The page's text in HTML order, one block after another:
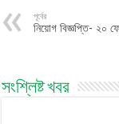
পূর্বের
নিয়োগ বিজ্ঞপ্তি- ২০
সংশ্লিষ্ট খবর